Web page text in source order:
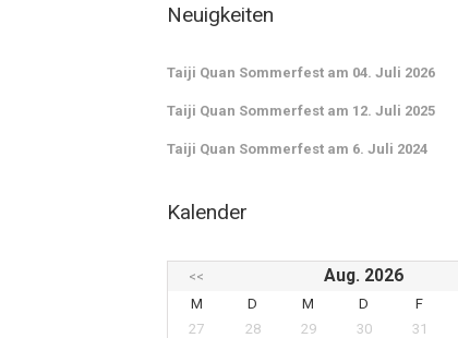
Neuigkeiten
Taiji Quan Sommerfest am 04. Juli 2026
Taiji Quan Sommerfest am 12. Juli 2025
Taiji Quan Sommerfest am 6. Juli 2024
Kalender
<< Aug. 2026
M
D M D F
27
28 29 30 31